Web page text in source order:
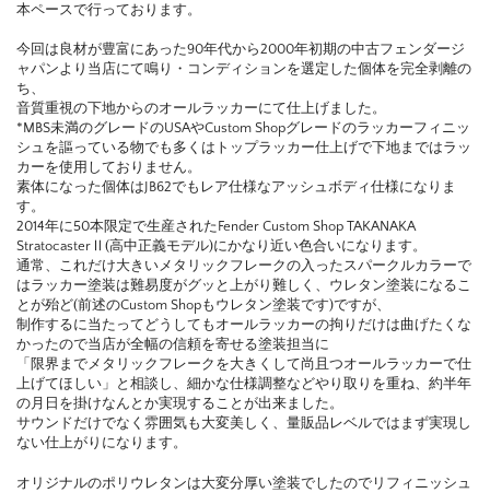
本ペースで行っております。
今回は良材が豊富にあった90年代から2000年初期の中古フェンダージ
ャパンより当店にて鳴り・コンディションを選定した個体を完全剥離の
ち、
音質重視の下地からのオールラッカーにて仕上げました。
*MBS未満のグレードのUSAやCustom Shopグレードのラッカーフィニッ
シュを謳っている物でも多くはトップラッカー仕上げで下地まではラッ
カーを使用しておりません。
素体になった個体はJB62でもレア仕様なアッシュボディ仕様になりま
す。
2014年に50本限定で生産されたFender Custom Shop TAKANAKA
StratocasterⅡ(高中正義モデル)にかなり近い色合いになります。
通常、これだけ大きいメタリックフレークの入ったスパークルカラーで
はラッカー塗装は難易度がグッと上がり難しく、ウレタン塗装になるこ
とが殆ど(前述のCustom Shopもウレタン塗装です)ですが、
制作するに当たってどうしてもオールラッカーの拘りだけは曲げたくな
かったので当店が全幅の信頼を寄せる塗装担当に
「限界までメタリックフレークを大きくして尚且つオールラッカーで仕
上げてほしい」と相談し、細かな仕様調整などやり取りを重ね、約半年
の月日を掛けなんとか実現することが出来ました。
サウンドだけでなく雰囲気も大変美しく、量販品レベルではまず実現し
ない仕上がりになります。
オリジナルのポリウレタンは大変分厚い塗装でしたのでリフィニッシュ